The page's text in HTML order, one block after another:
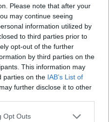
Please note that after your
may continue seeing
information utilized by
to third parties prior to
opt-out of the further
by third parties on the
This information may
parties on the IAB’s List of
further disclose it to other
uses one or more Google
Opt Outs
reale?
telegram di
segnalazioni,
e le tue foto
al numero +39